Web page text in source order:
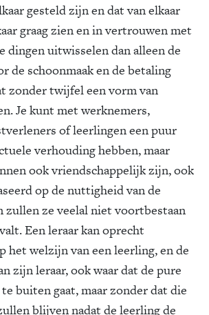
gesteld zijn en dat van elkaar
graag zien en in vertrouwen met
dingen uitwisselen dan alleen de
de schoonmaak en de betaling
zonder twijfel een vorm van
Je kunt met werknemers,
of leerlingen een puur
verhouding hebben, maar
ook vriendschappelijk zijn, ook
op de nuttigheid van de
zullen ze veelal niet voortbestaan
Een leraar kan oprecht
het welzijn van een leerling, en de
zijn leraar, ook waar dat de pure
buiten gaat, maar zonder dat die
blijven nadat de leerling de